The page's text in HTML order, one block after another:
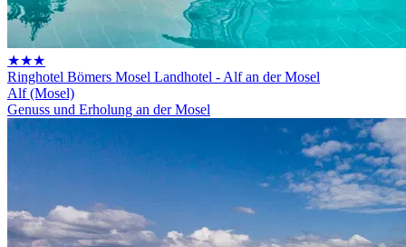
★★★
Ringhotel Bömers Mosel Landhotel - Alf an der Mosel
Alf (Mosel)
Genuss und Erholung an der Mosel